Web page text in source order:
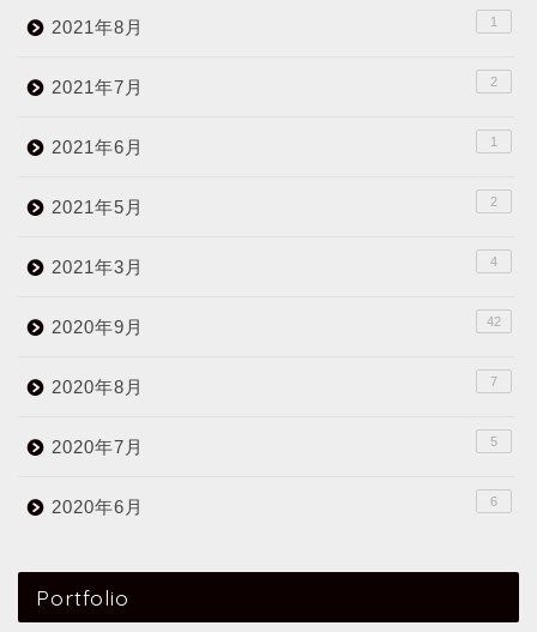
2021年8月 1
2021年7月 2
2021年6月 1
2021年5月 2
2021年3月 4
2020年9月 42
2020年8月 7
2020年7月 5
2020年6月 6
Portfolio